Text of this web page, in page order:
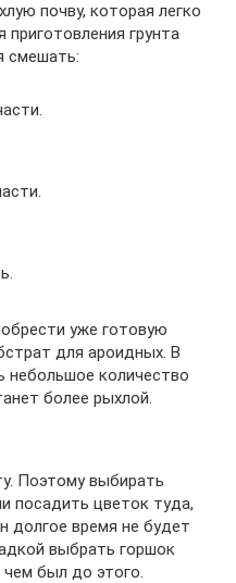
почву, которая легко
приготовления грунта
смешать:
уже готовую
для ароидных. В
небольшое количество
более рыхлой.
Поэтому выбирать
посадить цветок туда,
долгое время не будет
выбрать горшок
был до этого.